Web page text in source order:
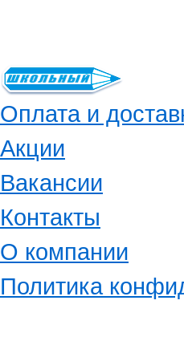
Оплата и
Акции
Вакансии
Контакты
О компании
Политика